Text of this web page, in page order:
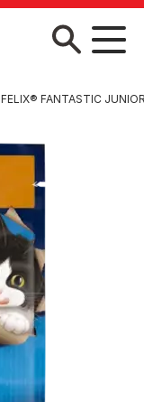
FELIX® FANTASTIC